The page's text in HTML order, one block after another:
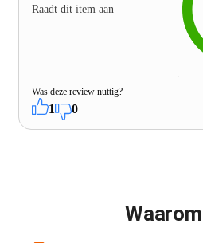
Raadt dit item aan
Was deze review nuttig?
1 0